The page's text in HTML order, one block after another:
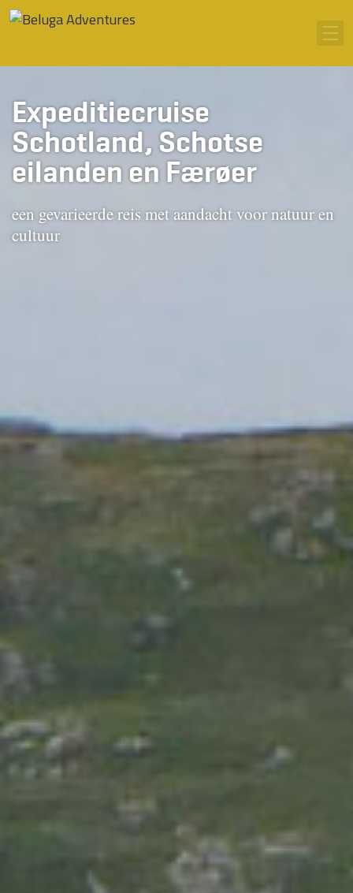
Ga naar inhoud
Expeditiecruise
Schotland, Schotse
eilanden en Færøer
een gevarieerde reis met aandacht voor natuur en
cultuur